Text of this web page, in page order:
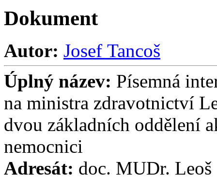
Dokument
Autor: Josef Tancoš
Úplný název: Písemná
na ministra zdravotnictví
dvou základních oddělení
nemocnici
Adresát: doc. MUDr. Leoš